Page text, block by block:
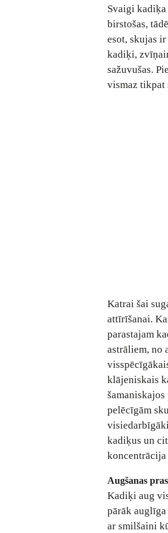
Svaigi
birstošas,
esot, skujas
kadiķi,
sažuvušas.
vismaz tikpat
Katrai šai
attīrīšanai.
parastajam
astrāliem, no
klājeniskais
pelēcīgām
kadiķus un
koncentrācija
Augšanas
Kadiķi aug
pārāk
ar smilšaini